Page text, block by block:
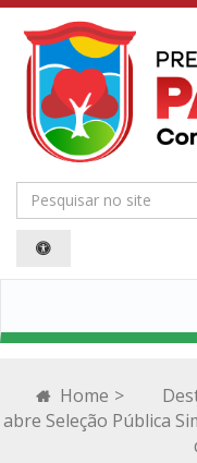
Home >
abre Seleção Pública